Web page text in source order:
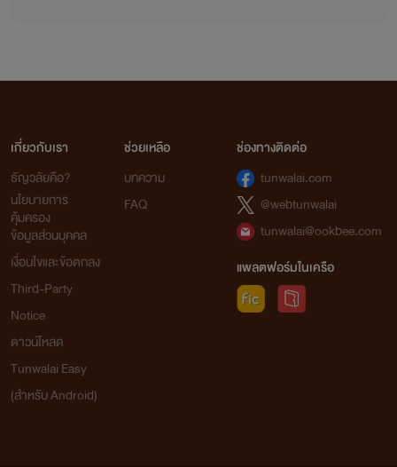
เกี่ยวกับเรา
ธัญวลัยคือ?
นโยบายการ
คุ้มครอง
ข้อมูลส่วนบุคคล
เงื่อนไขและข้อตกลง
Third-Party
Notice
ดาวน์โหลด
Tunwalai Easy
(สำหรับ Android)
ช่วยเหลือ
บทความ
FAQ
ช่องทางติดต่อ
tunwalai.com
@webtunwalai
tunwalai@ookbee.com
แพลตฟอร์มในเครือ